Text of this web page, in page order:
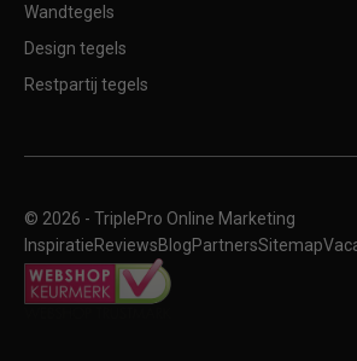
Wandtegels
Design tegels
Restpartij tegels
© 2026 - TriplePro Online Marketing
InspiratieReviewsBlogPartnersSitemap